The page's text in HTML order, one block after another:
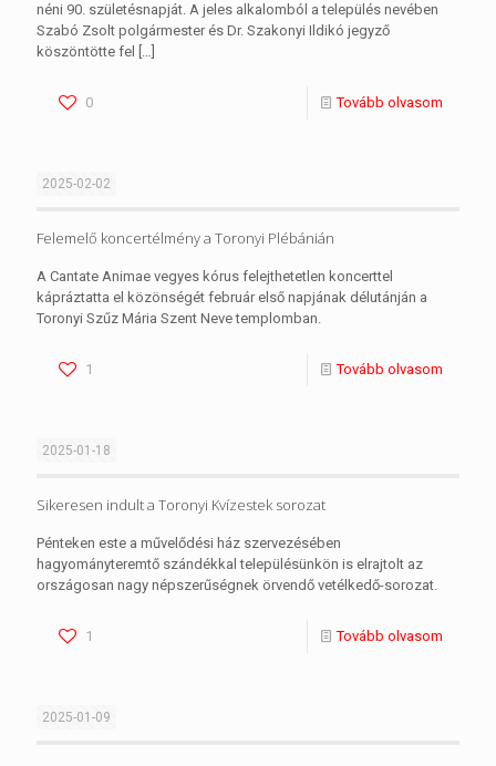
néni 90. születésnapját. A jeles alkalomból a település nevében
Szabó Zsolt polgármester és Dr. Szakonyi Ildikó jegyző
köszöntötte fel
[…]
0 Tovább olvasom
2025-02-02
Felemelő koncertélmény a Toronyi Plébánián
A Cantate Animae vegyes kórus felejthetetlen koncerttel
kápráztatta el közönségét február első napjának délutánján a
Toronyi Szűz Mária Szent Neve templomban.
1 Tovább olvasom
2025-01-18
Sikeresen indult a Toronyi Kvízestek sorozat
Pénteken este a művelődési ház szervezésében
hagyományteremtő szándékkal településünkön is elrajtolt az
országosan nagy népszerűségnek örvendő vetélkedő-sorozat.
1 Tovább olvasom
2025-01-09